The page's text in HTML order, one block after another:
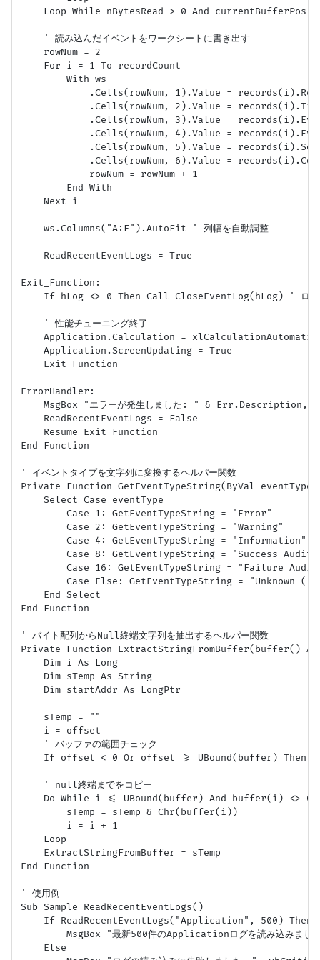
Loop While nBytesRead > 0 And currentBufferPos =
    ' 読み込んだイベントをワークシートに書き出す
    rowNum = 2
    For i = 1 To recordCount
        With ws
.Cells(rowNum, 1).Value =
.Cells(rowNum, 2).Value =
.Cells(rowNum, 3).Value =
.Cells(rowNum, 4).Value =
.Cells(rowNum, 5).Value =
.Cells(rowNum, 6).Value =
            rowNum = rowNum + 1
        End With
    Next i
    ws.Columns("A:F").AutoFit ' 列幅を自動調整
    ReadRecentEventLogs = True
Exit_Function:
If hLog <> 0 Then Call CloseEventLog(hLog) ' ログ
    ' 性能チューニング終了
Application.Calculation = xlCalculationAutomatic '
    Application.ScreenUpdating = True
    Exit Function
ErrorHandler:
MsgBox "エラーが発生しました: " & Err.Description,
    ReadRecentEventLogs = False
    Resume Exit_Function
End Function
' イベントタイプを文字列に変換するヘルパー関数
Private Function GetEventTypeString(ByVal
    Select Case eventType
        Case 1: GetEventTypeString = "Error"
        Case 2: GetEventTypeString = "Warning"
        Case 4: GetEventTypeString = "Information"
        Case 8: GetEventTypeString = "Success Audit"
Case 16: GetEventTypeString = "Failure
Case Else: GetEventTypeString = "Unknown ("
    End Select
End Function
' バイト配列からNull終端文字列を抽出するヘルパー関数
Private Function ExtractStringFromBuffer(buffer()
    Dim i As Long
    Dim sTemp As String
    Dim startAddr As LongPtr
    sTemp = ""
    i = offset
    ' バッファの範囲チェック
If offset < 0 Or offset >= UBound(buffer) Then
    ' null終端までをコピー
    Do While i <= UBound(buffer) And buffer(i) <> 0
        sTemp = sTemp & Chr(buffer(i))
        i = i + 1
    Loop
    ExtractStringFromBuffer = sTemp
End Function
' 使用例
Sub Sample_ReadRecentEventLogs()
    If ReadRecentEventLogs("Application", 500) Then
MsgBox "最新500件のApplicationログを読み込みま
    Else